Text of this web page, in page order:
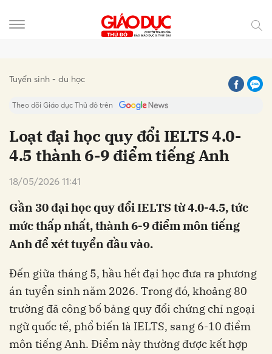
Tuyển sinh - du học
Theo dõi Giáo dục Thủ đô trên
Loạt đại học quy đổi IELTS 4.0-
4.5 thành 6-9 điểm tiếng Anh
18/05/2026 11:41
Gần 30 đại học quy đổi IELTS từ 4.0-4.5, tức
mức thấp nhất, thành 6-9 điểm môn tiếng
Anh để xét tuyển đầu vào.
Đến giữa tháng 5, hầu hết đại học đưa ra phương
án tuyển sinh năm 2026. Trong đó, khoảng 80
trường đã công bố bảng quy đổi chứng chỉ ngoại
ngữ quốc tế, phổ biến là IELTS, sang 6-10 điểm
môn tiếng Anh. Điểm này thường được kết hợp
Hủy Gửi